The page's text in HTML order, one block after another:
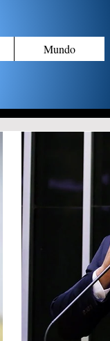
Mundo